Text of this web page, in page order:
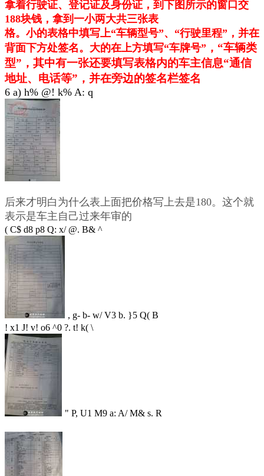
拿着行驶证、登记证及身份证，到下图所示的窗口交
188块钱，拿到一小两大共三张表
格。小的表格中填写上“车辆型号”、“行驶里程”，并在
背面下方处签名。大的在上方填写“车牌号” ，“车辆类
型”，其中有一张还要填写表格内的车主信息“通信
地址、电话等”，并在旁边的签名栏签名
6 a) h% @! k% A: q
后来才明白为什么表上面把价格写上去是180。这个就
表示是车主自己过来年审的
( C$ d8 p8 Q: x/ @. B& ^
, g- b- w/ V3 b. }5 Q( B
! x1 J! v! o6 ^0 ?. t! k( \
" P, U1 M9 a: A/ M& s. R